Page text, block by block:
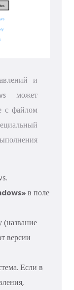
и
может
с файлом
в поле
версии
Если в